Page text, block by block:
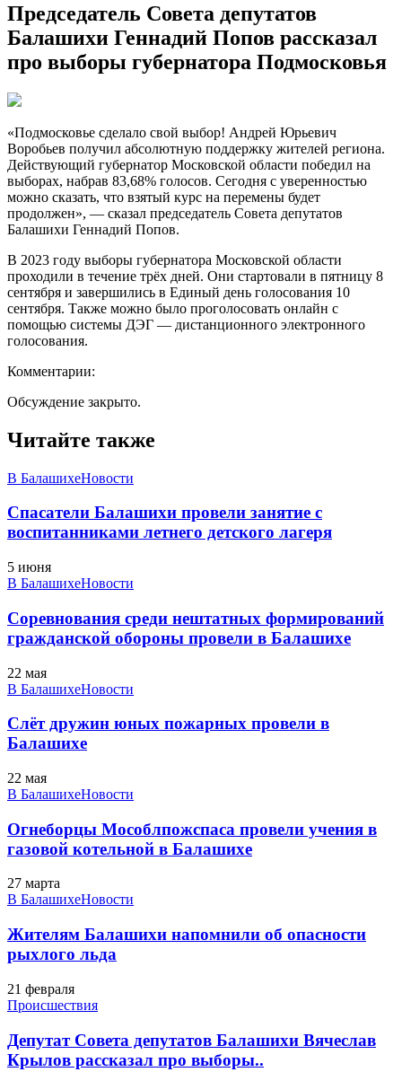
Председатель Совета депутатов
Балашихи Геннадий Попов рассказал
про выборы губернатора Подмосковья
«Подмосковье сделало свой выбор! Андрей Юрьевич
Воробьев получил абсолютную поддержку жителей региона.
Действующий губернатор Московской области победил на
выборах, набрав 83,68% голосов. Сегодня с уверенностью
можно сказать, что взятый курс на перемены будет
продолжен», — сказал председатель Совета депутатов
Балашихи Геннадий Попов.
В 2023 году выборы губернатора Московской области
проходили в течение трёх дней. Они стартовали в пятницу 8
сентября и завершились в Единый день голосования 10
сентября. Также можно было проголосовать онлайн с
помощью системы ДЭГ — дистанционного электронного
голосования.
Комментарии:
Обсуждение закрыто.
Читайте также
В БалашихеНовости
Спасатели Балашихи провели занятие с
воспитанниками летнего детского лагеря
5 июня
В БалашихеНовости
Соревнования среди нештатных формирований
гражданской обороны провели в Балашихе
22 мая
В БалашихеНовости
Слёт дружин юных пожарных провели в
Балашихе
22 мая
В БалашихеНовости
Огнеборцы Мособлпожспаса провели учения в
газовой котельной в Балашихе
27 марта
В БалашихеНовости
Жителям Балашихи напомнили об опасности
рыхлого льда
21 февраля
Происшествия
Депутат Совета депутатов Балашихи Вячеслав
Крылов рассказал про выборы..